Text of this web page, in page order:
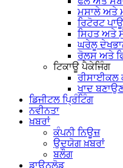
ਮਸਾਲੇ ਅਤੇ
ਰਿਟੋਰਟ
ਸਿਹਤ ਅਤੇ
ਘਰੇਲੂ
ਰੋਲਸ ਅਤੇ
ਟਿਕਾਊ ਪੈਕੇਜਿੰਗ
ਰੀਸਾਈਕਲ
ਖਾਦ
ਡਿਜੀਟਲ ਪ੍ਰਿੰਟਿੰਗ
ਨਵੀਨਤਾ
ਖ਼ਬਰਾਂ
ਕੰਪਨੀ ਨਿਊਜ਼
ਉਦਯੋਗ ਖ਼ਬਰਾਂ
ਬਲੌਗ
ਡਾਊਨਲੋਡ